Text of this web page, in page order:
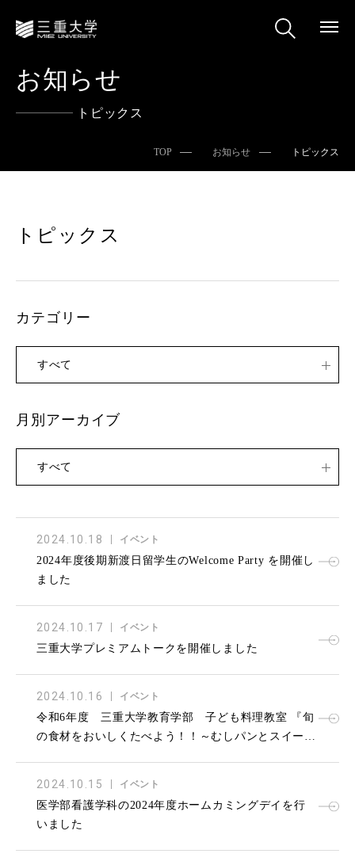
お知らせ
トピックス
TOP お知らせ トピックス
2024.10.18 イベント
2024年度後期新渡日留学生のWelcome Party を開催し
ました
2024.10.17 イベント
三重大学プレミアムトークを開催しました
2024.10.16 イベント
令和6年度 三重大学教育学部 子ども料理教室 『旬
の食材をおいしくたべよう！！～むしパンとスイート
2024.10.15 イベント
医学部看護学科の2024年度ホームカミングデイを行
いました
トピックス
カテゴリー
すべて
月別アーカイブ
すべて